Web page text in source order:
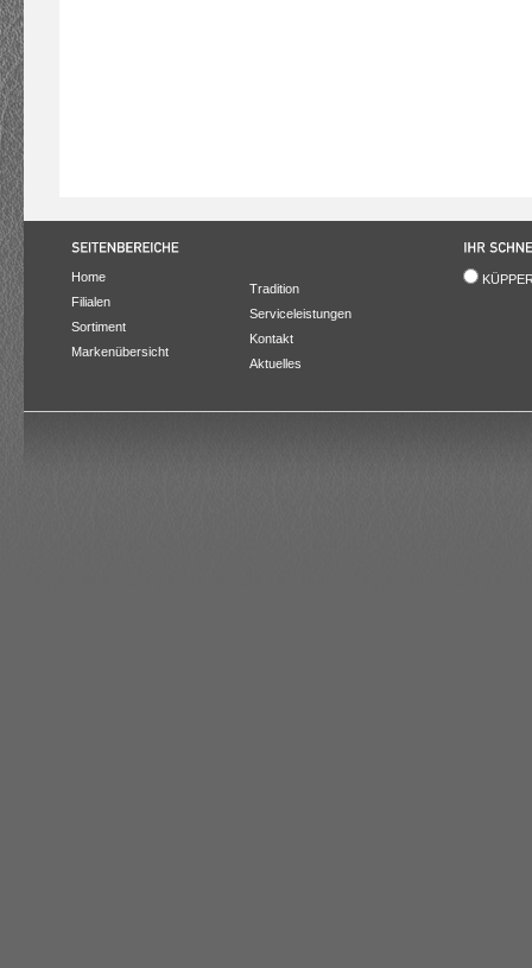
Home
Filialen
Sortiment
Markenübersicht
Tradition
Serviceleistungen
Kontakt
Aktuelles